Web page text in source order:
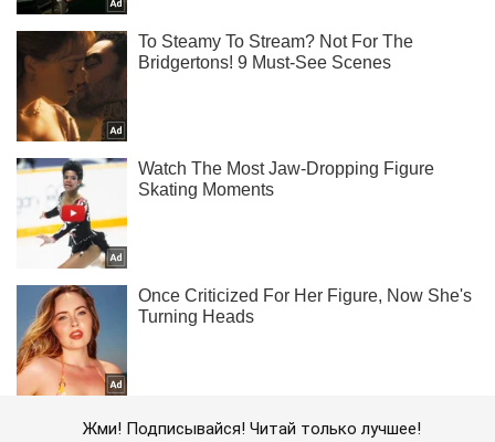
Жми! Подписывайся! Читай только лучшее!